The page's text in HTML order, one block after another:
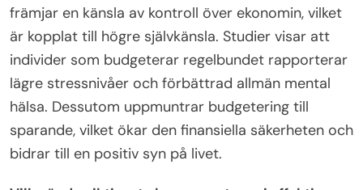
främjar en känsla av kontroll över ekonomin, vilket
är kopplat till högre självkänsla. Studier visar att
individer som budgeterar regelbundet rapporterar
lägre stressnivåer och förbättrad allmän mental
hälsa. Dessutom uppmuntrar budgetering till
sparande, vilket ökar den finansiella säkerheten och
bidrar till en positiv syn på livet.